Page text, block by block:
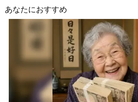
あなたにおすすめ